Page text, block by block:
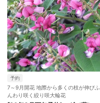
予約
7～9月開花 地際から多くの枝が伸びふ
んわり咲く絞り咲大輪花